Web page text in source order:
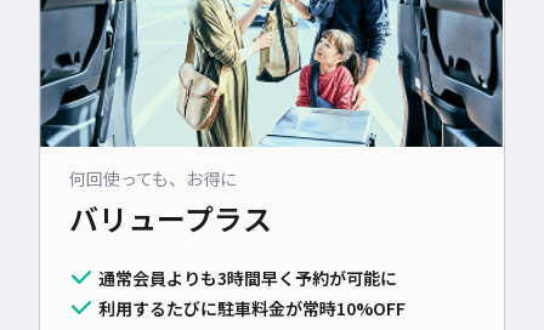
何回使っても、お得に
バリュープラス
通常会員よりも3時間早く予約が可能に
利用するたびに駐車料金が常時10%OFF